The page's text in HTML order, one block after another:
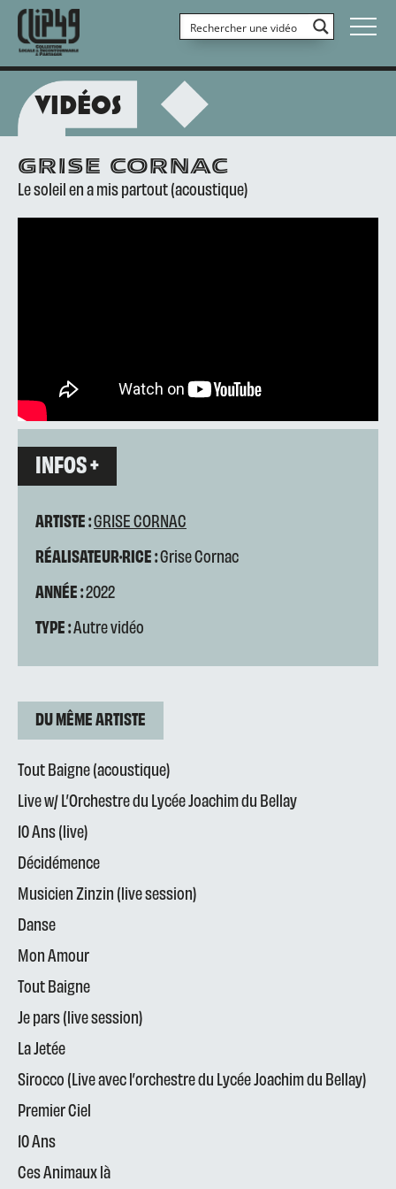
VIDÉOS
GRISE CORNAC
Le soleil en a mis partout (acoustique)
INFOS +
ARTISTE :GRISE CORNAC
RÉALISATEUR·RICE :Grise Cornac
ANNÉE :2022
TYPE :Autre vidéo
DU MÊME ARTISTE
Tout Baigne (acoustique)
Live w/ L’Orchestre du Lycée Joachim du Bellay
10 Ans (live)
Décidémence
Musicien Zinzin (live session)
Danse
Mon Amour
Tout Baigne
Je pars (live session)
La Jetée
Sirocco (Live avec l’orchestre du Lycée Joachim du Bellay)
Premier Ciel
10 Ans
Ces Animaux là